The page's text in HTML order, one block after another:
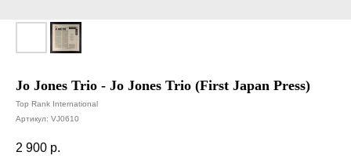
Jo Jones Trio - Jo Jones Trio (First Japan Press)
Top Rank International
Артикул: VJ0610
2 900 р.